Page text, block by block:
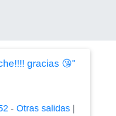
gracias 😘"
- Otras salidas|